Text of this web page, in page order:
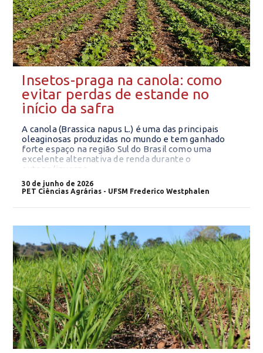
Insetos-praga na canola: como
evitar perdas de estande no
início da safra
A canola (Brassica napus L.) é uma das principais
oleaginosas produzidas no mundo e tem ganhado
forte espaço na região Sul do Brasil como uma
excelente alternativa de renda durante o
outono/inverno.
30 de junho de 2026
PET Ciências Agrárias - UFSM Frederico Westphalen